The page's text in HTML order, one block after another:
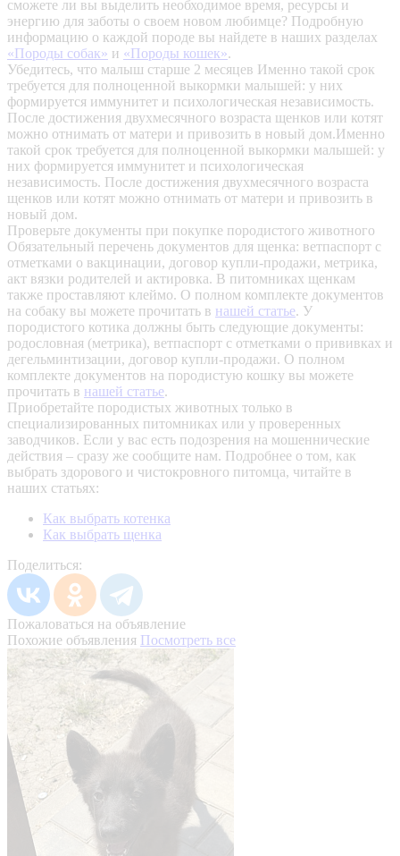
сможете ли вы выделить необходимое время, ресурсы и
энергию для заботы о своем новом любимце? Подробную
информацию о каждой породе вы найдете в наших разделах
«Породы собак» и «Породы кошек».
Убедитесь, что малыш старше 2 месяцев Именно такой срок
требуется для полноценной выкормки малышей: у них
формируется иммунитет и психологическая независимость.
После достижения двухмесячного возраста щенков или котят
можно отнимать от матери и привозить в новый дом.Именно
такой срок требуется для полноценной выкормки малышей: у
них формируется иммунитет и психологическая
независимость. После достижения двухмесячного возраста
щенков или котят можно отнимать от матери и привозить в
новый дом.
Проверьте документы при покупке породистого животного
Обязательный перечень документов для щенка: ветпаспорт с
отметками о вакцинации, договор купли-продажи, метрика,
акт вязки родителей и актировка. В питомниках щенкам
также проставляют клеймо. О полном комплекте документов
на собаку вы можете прочитать в нашей статье. У
породистого котика должны быть следующие документы:
родословная (метрика), ветпаспорт с отметками о прививках и
дегельминтизации, договор купли-продажи. О полном
комплекте документов на породистую кошку вы можете
прочитать в нашей статье.
Приобретайте породистых животных только в
специализированных питомниках или у проверенных
заводчиков. Если у вас есть подозрения на мошеннические
действия – сразу же сообщите нам. Подробнее о том, как
выбрать здорового и чистокровного питомца, читайте в
наших статьях:
Как выбрать котенка
Как выбрать щенка
Поделиться:
Пожаловаться на объявление
Похожие объявления Посмотреть все